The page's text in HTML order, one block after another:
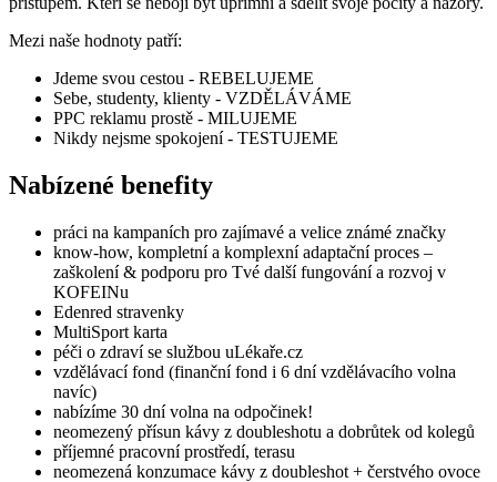
Mezi naše hodnoty patří:
Jdeme svou cestou - REBELUJEME
Sebe, studenty, klienty - VZDĚLÁVÁME
PPC reklamu prostě - MILUJEME
Nikdy nejsme spokojení - TESTUJEME
Nabízené benefity
práci na kampaních pro zajímavé a velice známé značky
know-how, kompletní a komplexníadaptační proces –
zaškolení & podporu pro Tvé další fungování a rozvoj v
KOFEINu
Edenred stravenky
MultiSport karta
péči o zdraví se službou uLékaře.cz
vzdělávací fond (finanční fond i 6 dní vzdělávacího volna
navíc)
nabízíme 30 dní volna na odpočinek!
neomezený přísun kávy z doubleshotu a dobrůtek od kolegů
příjemné pracovní prostředí, terasu
neomezená konzumace kávy z doubleshot + čerstvého ovoce